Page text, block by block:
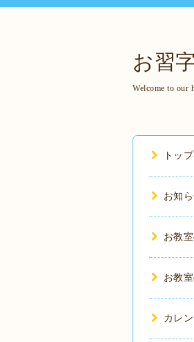
お習
Welcome to our
トッ
お知
お教
お教
カレ